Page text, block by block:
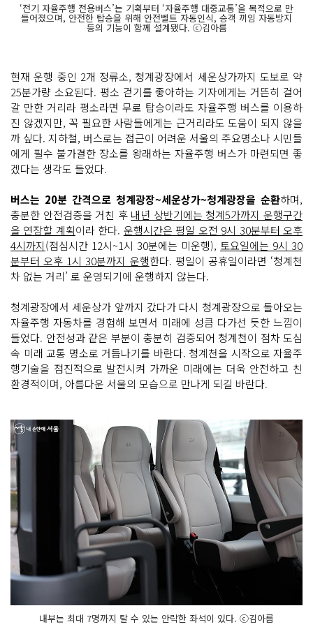
‘전기 자율주행 전용버스’는 기획부터 ‘자율주행 대중교통’을 목적으로 만
들어졌으며, 안전한 탑승을 위해 안전벨트 자동인식, 승객 끼임 자동방지
등의 기능이 함께 설계됐다. ⓒ김아름
현재 운행 중인 2개 정류소, 청계광장에서 세운상가까지 도보로 약
25분가량 소요된다. 평소 걷기를 좋아하는 기자에게는 거뜬히 걸어
갈 만한 거리라 평소라면 무료 탑승이라도 자율주행 버스를 이용하
진 않겠지만, 꼭 필요한 사람들에게는 근거리라도 도움이 되지 않을
까 싶다. 지하철, 버스로는 접근이 어려운 서울의 주요명소나 시민들
에게 필수 불가결한 장소를 왕래하는 자율주행 버스가 마련되면 좋
겠다는 생각도 들었다.
버스는 20분 간격으로 청계광장~세운상가~청계광장을 순환하며,
충분한 안전검증을 거친 후 내년 상반기에는 청계5가까지 운행구간
을 연장할 계획이라 한다. 운행시간은 평일 오전 9시 30분부터 오후
4시까지(점심시간 12시~1시 30분에는 미운행), 토요일에는 9시 30
분부터 오후 1시 30분까지 운행한다. 평일이 공휴일이라면 ‘청계천
차 없는 거리’ 로 운영되기에 운행하지 않는다.
청계광장에서 세운상가 앞까지 갔다가 다시 청계광장으로 돌아오는
자율주행 자동차를 경험해 보면서 미래에 성큼 다가선 듯한 느낌이
들었다. 안전성과 같은 부분이 충분히 검증되어 청계천이 점차 도심
속 미래 교통 명소로 거듭나기를 바란다. 청계천을 시작으로 자율주
행기술을 점진적으로 발전시켜 가까운 미래에는 더욱 안전하고 친
환경적이며, 아름다운 서울의 모습으로 만나게 되길 바란다.
내부는 최대 7명까지 탈 수 있는 안락한 좌석이 있다. ⓒ김아름